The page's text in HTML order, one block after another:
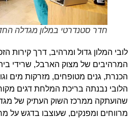
חדר סטנדרטי במלון מגדלה
לובי המלון גדול ומרהיב, דרך קירות
המרהיבים של מצוק הארבל, שרידי בית
הכנרת, גנים מטופחים, מזרקות מים
הלובי נבנתה בריכת המלחת דגים
מרווחים ומפנקים, שעוצבו בדגש על